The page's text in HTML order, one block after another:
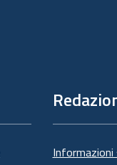
Informazioni